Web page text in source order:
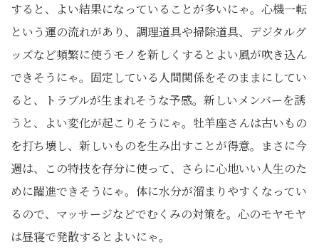
すると、よい結果になっていることが多いにゃ。心機一転
という運の流れがあり、調理道具や掃除道具、デジタルグ
ッズなど頻繁に使うモノを新しくするとよい風が吹き込ん
できそうにゃ。固定している人間関係をそのままにしてい
ると、トラブルが生まれそうな予感。新しいメンバーを誘
うと、よい変化が起こりそうにゃ。牡羊座さんは古いもの
を打ち壊し、新しいものを生み出すことが得意。まさに今
週は、この特技を存分に使って、さらに心地いい人生のた
めに躍進できそうにゃ。体に水分が溜まりやすくなってい
るので、マッサージなどでむくみの対策を。心のモヤモヤ
は昼寝で発散するとよいにゃ。